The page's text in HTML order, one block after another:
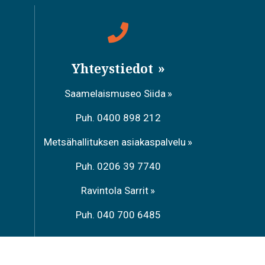
Yhteystiedot
Saamelaismuseo Siida
Puh. 0400 898 212
Metsähallituksen asiakaspalvelu
Puh. 0206 39 7740
Ravintola Sarrit
Puh. 040 700 6485